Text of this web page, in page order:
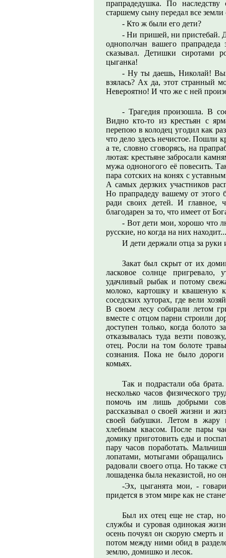
прапрадедушка. По
старшему сыну передал все земли
- Кто ж были его дети?
- Ни пришей, ни пристебай.
однополчан вашего
сказывал. Детишки сиротами
цыганка!
- Ну ты даешь, Николай!
взялась? Ах да, этот странный
Невероятно! И что же с ней
- Трагедия произошла. В
Видно кто-то из крестьян с
перепою в колодец угодил как
что дело здесь нечистое. Пошли
а те, словно сговорясь, на
лютая: крестьяне забросали
мужа одноногого её повесить.
пара сотских на конях с
А самых дерзких участников
Но прапрадеду вашему от этого
ради своих детей. И главное,
благодарен за то, что имеет от
- Вот дети мои, хорошо что
русские, но когда на них находит...
И дети держали отца за руки
Закат был скрыт от их
ласковое солнце
удачливый рыбак и потому
молоко, картошку и квашеную
соседских хуторах, где вели
В своем лесу собирали летом
вместе с отцом парни строили
доступен только, когда болото
отказывалась туда везти
отец. Росли на том болоте
сознания. Пока не было дороги
комьях.
Так и подрастали оба
несколько часов физического
помочь им лишь добрыми
рассказывал о своей жизни и
своей бабушки. Летом в жару
хлебным квасом. После пары
домику приготовить еды и
пару часов поработать.
лопатами, мотыгами
радовали своего отца. Но также
лошаденка была неказистой, но
-Эх, цыганята мои, -
придется в этом мире как не
Был их отец еще не стар,
службы и суровая одинокая
осень почуял он скорую смерть
потом между ними обид в
землю, домишко и лесок.